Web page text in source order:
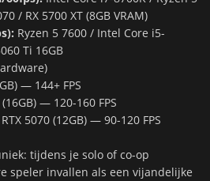
/ RX 5700 XT (8GB VRAM)
Ryzen 5 7600 / Intel Core i5-
Ti 16GB
— 144+ FPS
(16GB) — 120-160 FPS
RTX 5070 (12GB) — 90-120 FPS
tijdens je solo of co-op
speler invallen als een vijandelijke